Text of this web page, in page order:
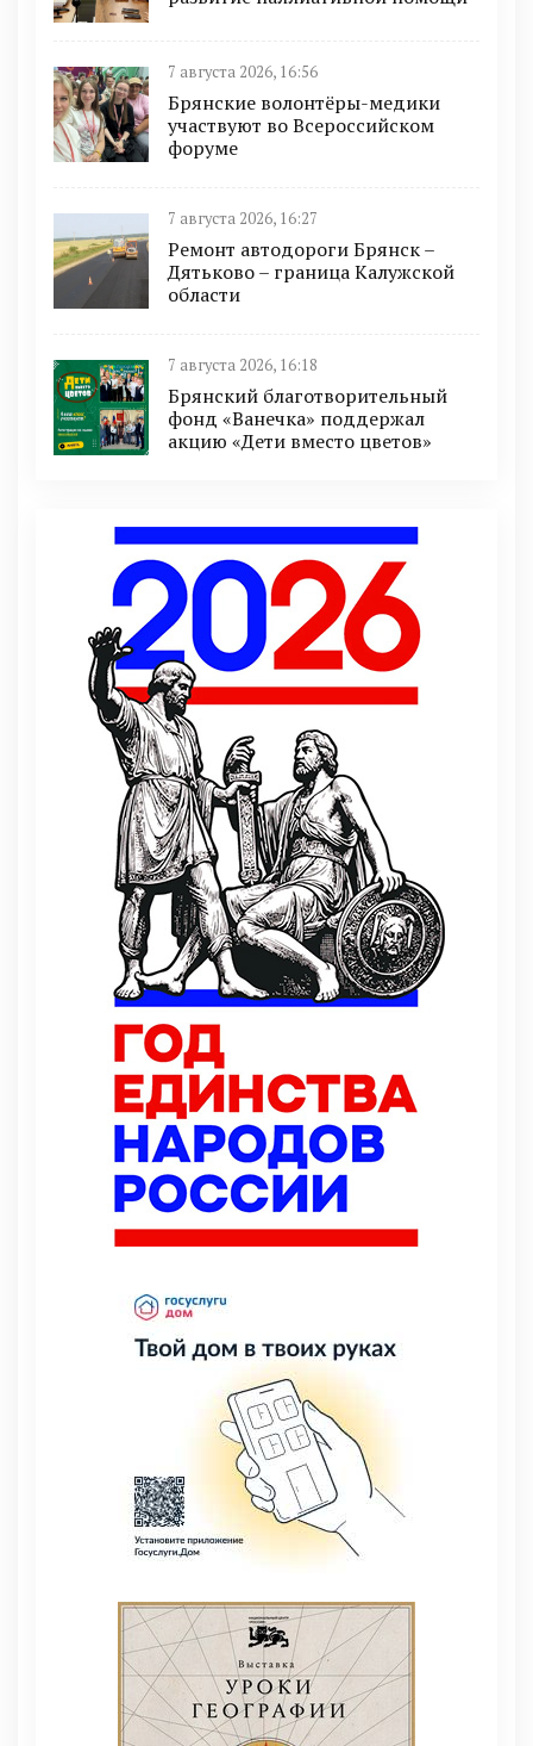
7 августа 2026, 16:56
Брянские волонтёры-медики
участвуют во Всероссийском
форуме
7 августа 2026, 16:27
Ремонт автодороги Брянск –
Дятьково – граница Калужской
области
7 августа 2026, 16:18
Брянский благотворительный
фонд «Ванечка» поддержал
акцию «Дети вместо цветов»